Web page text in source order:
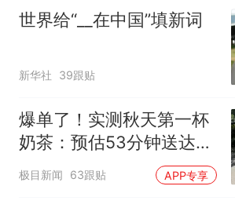
世界给“__在中国”填新词
新华社 39跟贴
爆单了！实测秋天第一杯
奶茶：预估53分钟送达，
实际耗时92分钟
极目新闻 63跟贴 APP专享